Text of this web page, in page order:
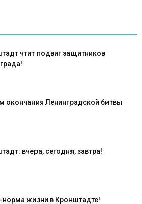
чтит подвиг защитников
окончания Ленинградской битвы
вчера, сегодня, завтра!
норма жизни в Кронштадте!